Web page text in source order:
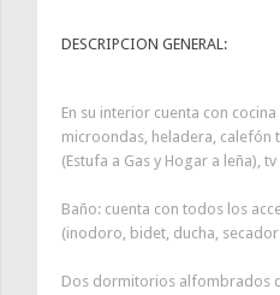
DESCRIPCION GENERAL:
En su interior cuenta con
microondas, heladera, calefón
(Estufa a Gas y Hogar a leña),
Baño: cuenta con todos los
(inodoro, bidet, ducha,
Dos dormitorios alfombrados